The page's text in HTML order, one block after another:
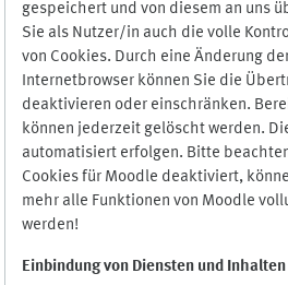
gespeichert und von diesem an uns
Sie als Nutzer/in auch die volle
von Cookies. Durch eine Änderung
Internetbrowser können Sie die
deaktivieren oder einschränken.
können jederzeit gelöscht werden.
automatisiert erfolgen. Bitte
Cookies für Moodle deaktiviert,
mehr alle Funktionen von Moodle
werden!
Einbindung von Diensten und